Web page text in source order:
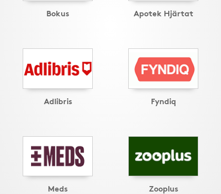
Bokus Apotek Hjärtat
Adlibris Fyndiq
Meds Zooplus